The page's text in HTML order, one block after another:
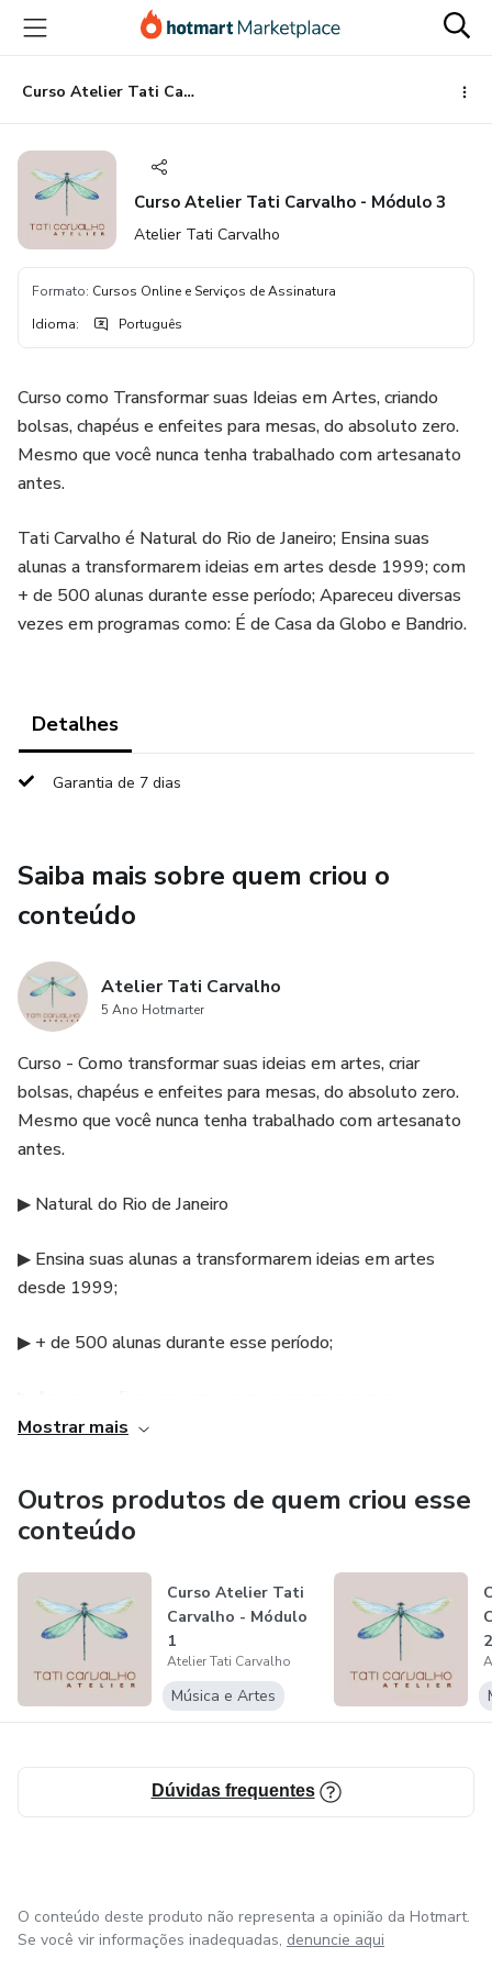
para
conteúdo
principal
para
pagamento
para
rodapé
Curso Atelier Tati Carvalho - Módulo 3
Curso Atelier Tati Carvalho - Módulo 3
Atelier Tati Carvalho
Formato: Cursos Online e Serviços de Assinatura
Idioma: Português
Curso como Transformar suas Ideias em Artes, criando
bolsas, chapéus e enfeites para mesas, do absoluto zero.
Mesmo que você nunca tenha trabalhado com artesanato
antes.
Tati Carvalho é Natural do Rio de Janeiro; Ensina suas
alunas a transformarem ideias em artes desde 1999; com
+ de 500 alunas durante esse período; Apareceu diversas
vezes em programas como: É de Casa da Globo e Bandrio.
Detalhes
Garantia de 7 dias
Saiba mais sobre quem criou o
conteúdo
Atelier Tati Carvalho
5 Ano Hotmarter
Curso - Como transformar suas ideias em artes, criar
bolsas, chapéus e enfeites para mesas, do absoluto zero.
Mesmo que você nunca tenha trabalhado com artesanato
antes.
▶︎ Natural do Rio de Janeiro
▶︎ Ensina suas alunas a transformarem ideias em artes
desde 1999;
▶︎ + de 500 alunas durante esse período;
▶︎ Bandrio
aprenderam diversas técnicas, do básico ao avançado.
Mostrar mais
Outros produtos de quem criou esse
conteúdo
Curso Atelier Tati
Carvalho - Módulo
1
Atelier Tati Carvalho
Música e Artes
2
Dúvidas frequentes
O conteúdo deste produto não representa a opinião da Hotmart.
Se você vir informações inadequadas, denuncie aqui